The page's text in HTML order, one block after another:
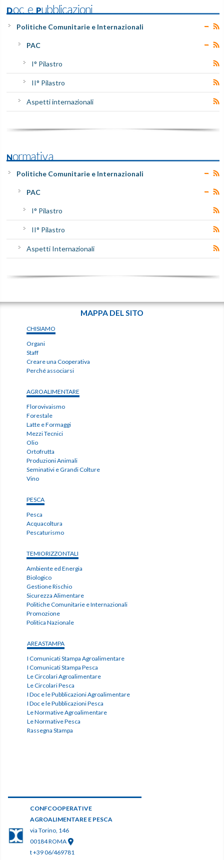
Doc e Pubblicazioni
Politiche Comunitarie e Internazionali
PAC
I° Pilastro
II° Pilastro
Aspetti internazionali
Normativa
Politiche Comunitarie e Internazionali
PAC
I° Pilastro
II° Pilastro
Aspetti Internazionali
CONFCOOPERATIVE
AGROALIMENTARE E PESCA
via Torino, 146
00184 ROMA
t +39 06/469781
MAPPA DEL SITO
CHISIAMO
Organi
Staff
Creare una Cooperativa
Perché associarsi
AGROALIMENTARE
Florovivaismo
Forestale
Latte e Formaggi
Mezzi Tecnici
Olio
Ortofrutta
Produzioni Animali
Seminativi e Grandi Colture
Vino
PESCA
Pesca
Acquacoltura
Pescaturismo
TEMIORIZZONTALI
Ambiente ed Energia
Biologico
Gestione Rischio
Sicurezza Alimentare
Politiche Comunitarie e Internazionali
Promozione
Politica Nazionale
AREASTAMPA
I Comunicati Stampa Agroalimentare
I Comunicati Stampa Pesca
Le Circolari Agroalimentare
Le Circolari Pesca
I Doc e le Pubblicazioni Agroalimentare
I Doc e le Pubblicazioni Pesca
Le Normative Agroalimentare
Le Normative Pesca
Rassegna Stampa